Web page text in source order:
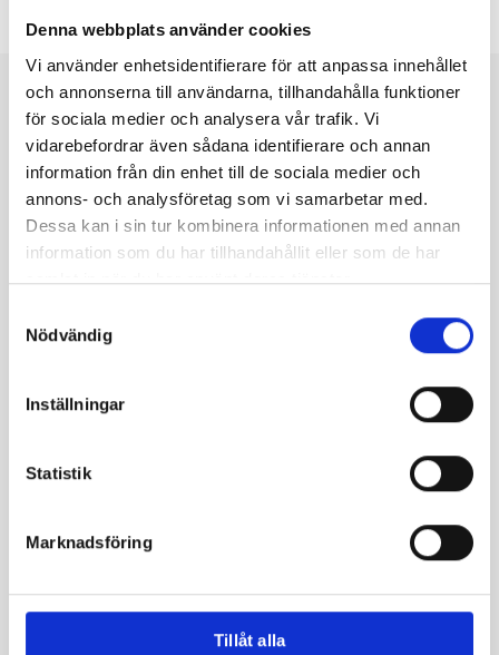
Denna webbplats använder cookies
Vi använder enhetsidentifierare för att anpassa innehållet
och annonserna till användarna, tillhandahålla funktioner
för sociala medier och analysera vår trafik. Vi
vidarebefordrar även sådana identifierare och annan
information från din enhet till de sociala medier och
annons- och analysföretag som vi samarbetar med.
Dessa kan i sin tur kombinera informationen med annan
information som du har tillhandahållit eller som de har
samlat in när du har använt deras tjänster.
Nödvändig
Inställningar
Statistik
Marknadsföring
Tillåt alla
Featured products
Pistagekärnor Skalade
Pistagenötter premium
Välj alternativ
Relaterade produkter